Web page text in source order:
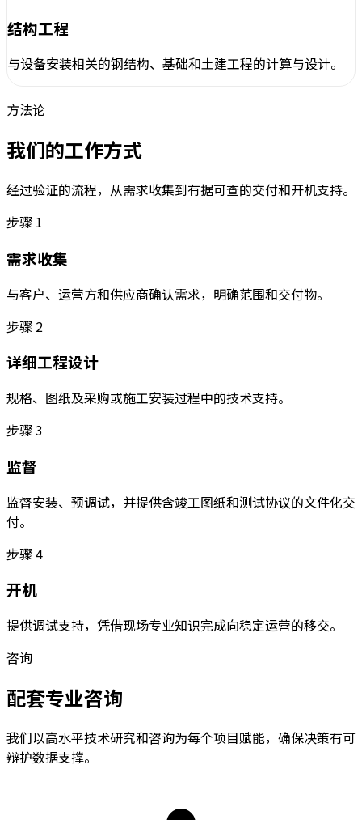
结构工程
与设备安装相关的钢结构、基础和土建工程的计算与设计。
方法论
我们的工作方式
经过验证的流程，从需求收集到有据可查的交付和开机支持。
步骤 1
需求收集
与客户、运营方和供应商确认需求，明确范围和交付物。
步骤 2
详细工程设计
规格、图纸及采购或施工安装过程中的技术支持。
步骤3
监督
监督安装、预调试，并提供含竣工图纸和测试协议的文件化交
付。
步骤4
开机
提供调试支持，凭借现场专业知识完成向稳定运营的移交。
咨询
配套专业咨询
我们以高水平技术研究和咨询为每个项目赋能，确保决策有可
辩护数据支撑。